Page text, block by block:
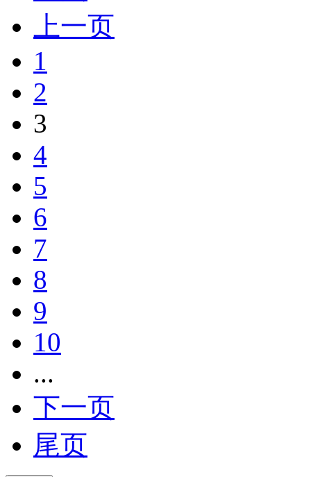
上一页
1
2
3
4
5
6
7
8
9
10
...
下一页
尾页